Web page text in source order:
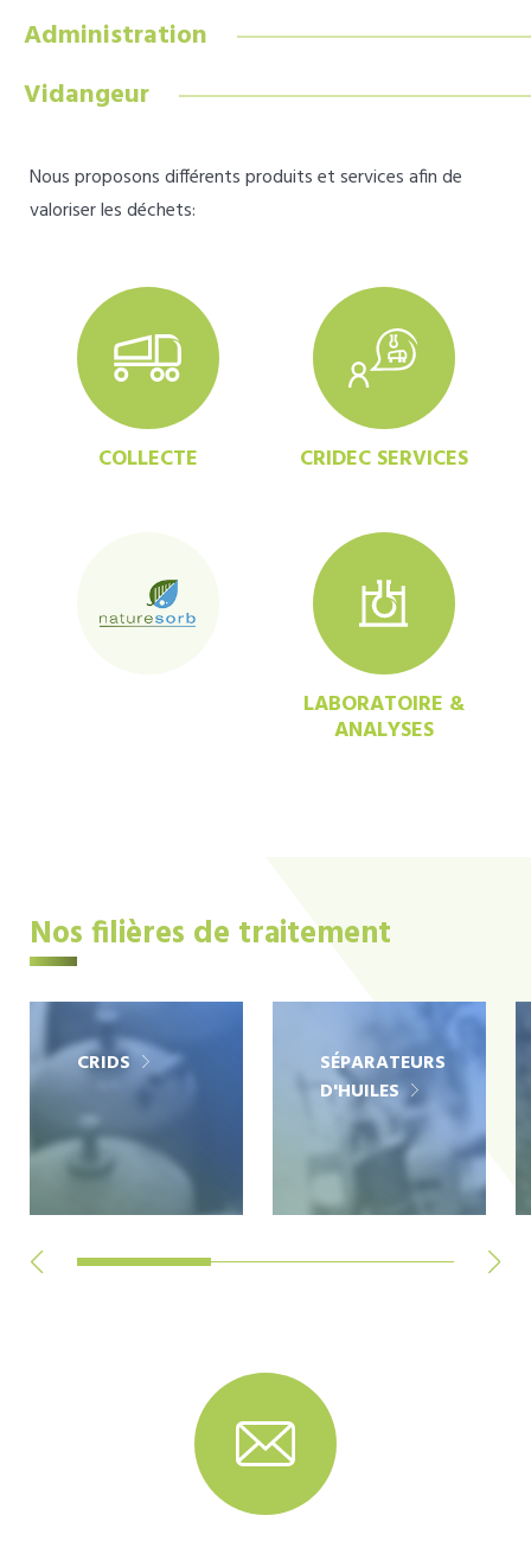
Administration
Vidangeur
Nous proposons différents produits et services afin de
valoriser les déchets:
COLLECTE CRIDEC SERVICES
LABORATOIRE &
ANALYSES
Nos filières de traitement
CRIDS
SÉPARATEURS
D'HUILES